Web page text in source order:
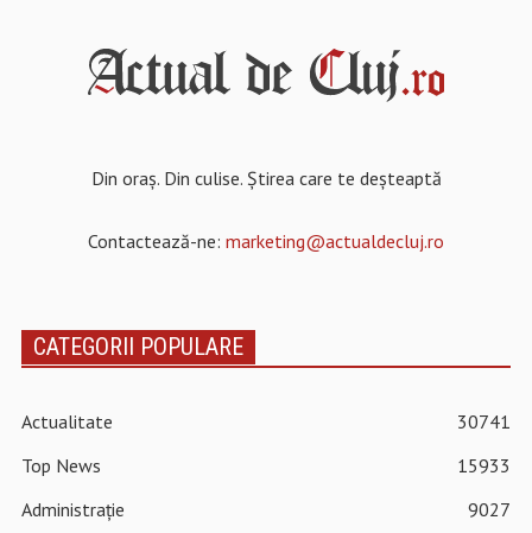
Din oraș. Din culise. Știrea care te deșteaptă
Contactează-ne: marketing@actualdecluj.ro
CATEGORII POPULARE
Actualitate
30741
Top News
15933
Administrație
9027